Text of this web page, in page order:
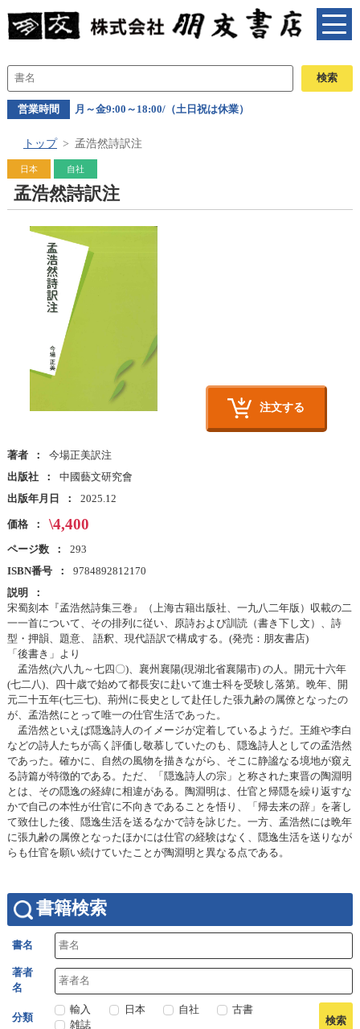
営業時間 月～金9:00～18:00/（土日祝は休業）
トップ 孟浩然詩訳注
日本 自社
孟浩然詩訳注
注文する
著者
今場正美訳注
出版社
中國藝文研究會
出版年月日
2025.12
価格 \4,400
ページ数
293
ISBN番号
9784892812170
説明
宋蜀刻本『孟浩然詩集三巻』（上海古籍出版社、一九八二年版）収載の二
一一首について、その排列に従い、原詩および訓読（書き下し文）、詩
型・押韻、題意、 語釈、現代語訳で構成する。(発売：朋友書店)
「後書き」より
孟浩然(六八九～七四〇)、襄州襄陽(現湖北省襄陽市) の人。開元十六年
(七二八)、四十歳で始めて都長安に赴いて進士科を受験し落第。晩年、開
元二十五年(七三七)、荊州に長史として赴任した張九齢の属僚となったの
が、孟浩然にとって唯一の仕官生活であった。
孟浩然といえば隠逸詩人のイメージが定着しているようだ。王維や李白
などの詩人たちが高く評価し敬慕していたのも、隠逸詩人としての孟浩然
であった。確かに、自然の風物を描きながら、そこに静謐なる境地が窺え
る詩篇が特徴的である。ただ、「隠逸詩人の宗」と称された東晋の陶淵明
とは、その隠逸の経緯に相違がある。陶淵明は、仕官と帰隠を繰り返すな
かで自己の本性が仕官に不向きであることを悟り、「帰去来の辞」を著し
て致仕した後、隠逸生活を送るなかで詩を詠じた。一方、孟浩然には晩年
に張九齢の属僚となったほかには仕官の経験はなく、隠逸生活を送りなが
らも仕官を願い続けていたことが陶淵明と異なる点である。
書籍検索
書名
著者
名
分類
輸入 日本 自社
古書
雑誌